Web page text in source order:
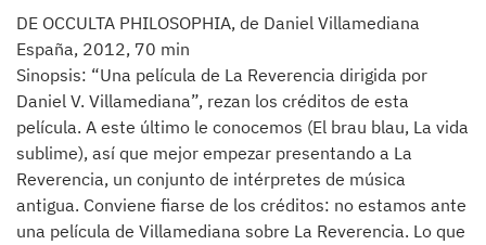
DE OCCULTA PHILOSOPHIA, de Daniel Villamediana
España, 2012, 70 min
Sinopsis: “Una película de La Reverencia dirigida por
Daniel V. Villamediana”, rezan los créditos de esta
película. A este último le conocemos (El brau blau, La vida
sublime), así que mejor empezar presentando a La
Reverencia, un conjunto de intérpretes de música
antigua. Conviene fiarse de los créditos: no estamos ante
una película de Villamediana sobre La Reverencia. Lo que